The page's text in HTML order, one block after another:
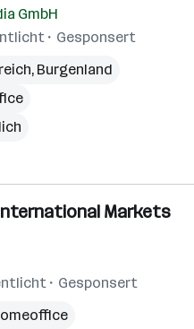
GmbH
Gesponsert
, Burgenland
Markets
Gesponsert